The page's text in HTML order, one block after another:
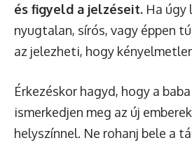
és figyeld a jelzéseit. Ha úgy
nyugtalan, sírós, vagy éppen
az jelezheti, hogy
Érkezéskor hagyd, hogy a baba
ismerkedjen meg az új
helyszínnel. Ne rohanj bele a